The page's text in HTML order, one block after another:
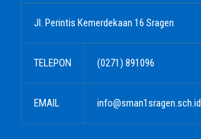
Jl. Perintis Kemerdekaan 16 Sragen
TELEPON (0271) 891096
EMAIL info@sman1sragen.sch.id